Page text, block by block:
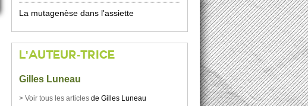
La mutagenèse dans l'assiette
L'AUTEUR-TRICE
Gilles Luneau
> Voir tous les articles deGilles Luneau